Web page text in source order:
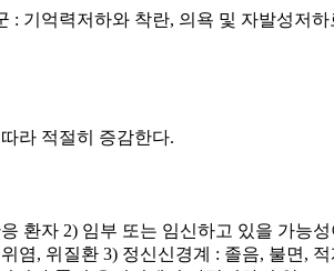
기억력저하와 착란, 의욕 및 자발성저
라 적절히 증감한다.
환자 2) 임부 또는 임신하고 있을 가능
, 위질환 3) 정신신경계 : 졸음, 불면,